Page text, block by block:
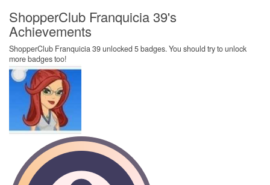
ShopperClub Franquicia 39's
Achievements
ShopperClub Franquicia 39 unlocked 5 badges. You should try to unlock
more badges too!